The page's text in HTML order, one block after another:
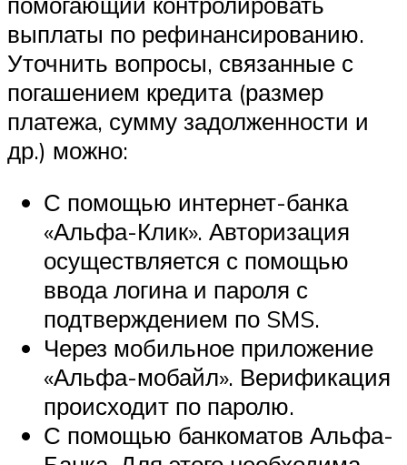
выплаты по рефинансированию.
Уточнить вопросы, связанные с
погашением кредита (размер
платежа, сумму задолженности и
др.) можно:
С помощью интернет-банка
«Альфа-Клик». Авторизация
осуществляется с помощью
ввода логина и пароля с
подтверждением по SMS.
Через мобильное приложение
«Альфа-мобайл». Верификация
происходит по паролю.
С помощью банкоматов Альфа-